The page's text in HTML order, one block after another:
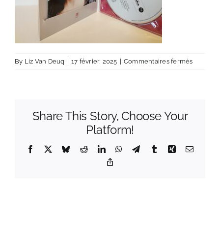
By Liz Van Deuq 17 février, 2025 Commentaires ferméssur
Share This Story, Choose Your
Platform!
Facebook BlueskyRedditLinkedInWhatsApp
TelegramTumblrXing Email